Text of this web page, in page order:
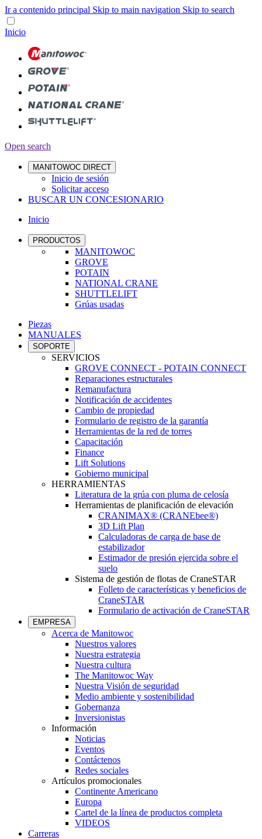
Ir a contenido principal Skip to main navigation Skip to search
Inicio
Open search
MANITOWOC DIRECT
Inicio de sesión
Solicitar acceso
BUSCAR UN CONCESIONARIO
Inicio
PRODUCTOS
MANITOWOC
GROVE
POTAIN
NATIONAL CRANE
SHUTTLELIFT
Grúas usadas
Piezas
MANUALES
SOPORTE
SERVICIOS
GROVE CONNECT - POTAIN CONNECT
Reparaciones estructurales
Remanufactura
Notificación de accidentes
Cambio de propiedad
Formulario de registro de la garantía
Herramientas de la red de torres
Capacitación
Finance
Lift Solutions
Gobierno municipal
HERRAMIENTAS
Literatura de la grúa con pluma de celosía
Herramientas de planificación de elevación
CRANIMAX® (CRANEbee®)
3D Lift Plan
Calculadoras de carga de base de
estabilizador
Estimador de presión ejercida sobre el
suelo
Sistema de gestión de flotas de CraneSTAR
Folleto de características y beneficios de
CraneSTAR
Formulario de activación de CraneSTAR
EMPRESA
Acerca de Manitowoc
Nuestros valores
Nuestra estrategia
Nuestra cultura
The Manitowoc Way
Nuestra Visión de seguridad
Medio ambiente y sostenibilidad
Gobernanza
Inversionistas
Información
Noticias
Eventos
Contáctenos
Redes sociales
Artículos promocionales
Continente Americano
Europa
Cartel de la línea de productos completa
VIDEOS
Carreras